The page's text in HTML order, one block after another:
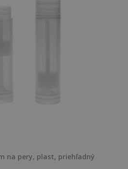
na pery, plast, priehľadný